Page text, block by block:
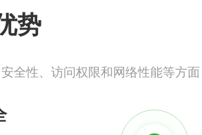
势
全性、访问权限和网络性能等方面